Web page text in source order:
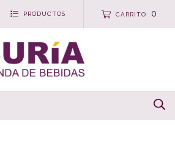
PRODUCTOS CARRITO 0